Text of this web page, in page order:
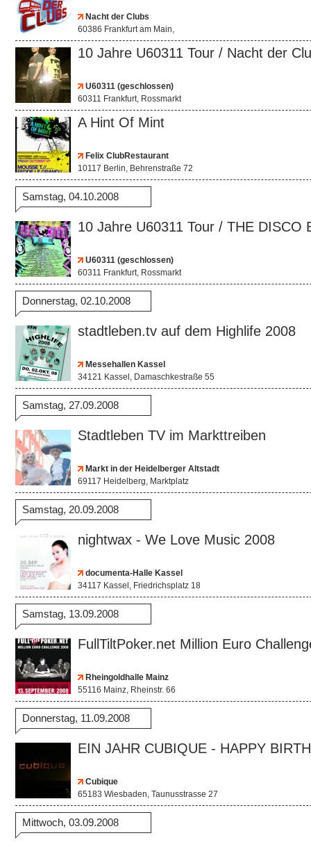
Nacht der Clubs
60386 Frankfurt am Main,
10 Jahre U60311 Tour / Nacht der
U60311 (geschlossen)
60311 Frankfurt, Rossmarkt
A Hint Of Mint
Felix ClubRestaurant
10117 Berlin, Behrenstraße 72
Samstag, 04.10.2008
10 Jahre U60311 Tour / THE DISCO
U60311 (geschlossen)
60311 Frankfurt, Rossmarkt
Donnerstag, 02.10.2008
stadtleben.tv auf dem Highlife 2008
Messehallen Kassel
34121 Kassel, Damaschkestraße 55
Samstag, 27.09.2008
Stadtleben TV im Markttreiben
Markt in der Heidelberger Altstadt
69117 Heidelberg, Marktplatz
Samstag, 20.09.2008
nightwax - We Love Music 2008
documenta-Halle Kassel
34117 Kassel, Friedrichsplatz 18
Samstag, 13.09.2008
FullTiltPoker.net Million Euro
Rheingoldhalle Mainz
55116 Mainz, Rheinstr. 66
Donnerstag, 11.09.2008
EIN JAHR CUBIQUE - HAPPY
Cubique
65183 Wiesbaden, Taunusstrasse 27
Mittwoch, 03.09.2008